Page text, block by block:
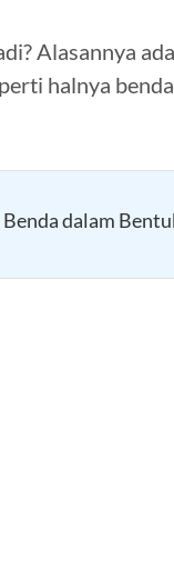
Alasannya
halnya
dalam